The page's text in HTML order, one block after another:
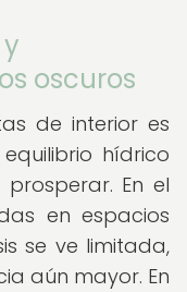
oscuros
de interior es
hídrico
En el
en espacios
se ve limitada,
aún mayor. En